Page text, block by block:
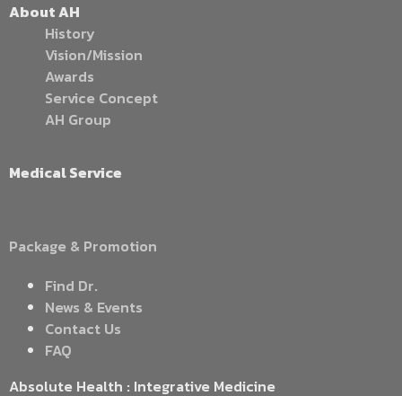
About AH
History
Vision/Mission
Awards
Service Concept
AH Group
Medical Service
Package & Promotion
Find Dr.
News & Events
Contact Us
FAQ
Absolute Health : Integrative Medicine